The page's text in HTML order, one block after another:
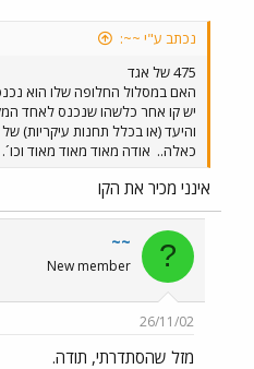
נכתב ע"י ~~:
475 של אגד
האם במסלול החלופה שלו הוא
יש קו אחר כלשהו שנכנס לאחד
והיעד (או בכלל תחנות עיקריות)
כאלה.. אודה מאוד מאוד מאוד וכו´.
אינני מכיר את הקו
?
~~
New member
26/11/02
מזל שהסתדרתי, תודה.